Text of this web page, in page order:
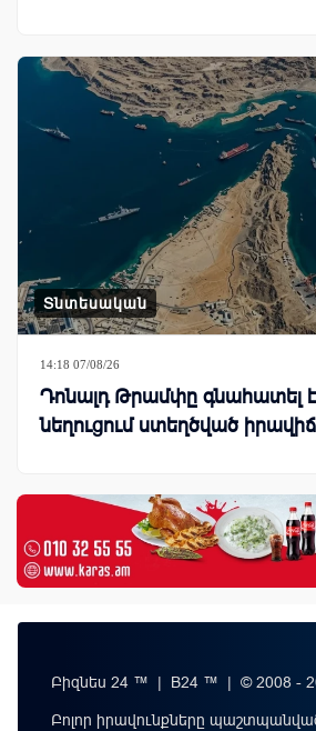
Տնտեսական
14:18 07/08/26
Դոնալդ Թրամփը գնահատել է
նեղուցում ստեղծված
Բիզնես 24 ™ | B24 ™ | © 2008 -
Բոլոր իրավունքները